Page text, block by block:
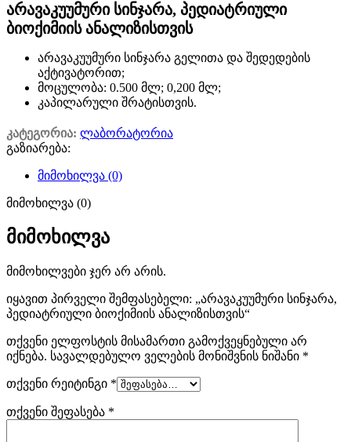
არავაკუუმური სინჯარა, პედიატრიული
ბიოქიმიის ანალიზისთვის
არავაკუუმური სინჯარა გელითა და შედედების
აქტივატორით;
მოცულობა: 0.500 მლ; 0,200 მლ;
კაპილარული შრატისთვის.
კატეგორია: ლაბორატორია
გაზიარება:
მიმოხილვა (0)
მიმოხილვა (0)
მიმოხილვა
მიმოხილვები ჯერ არ არის.
იყავით პირველი შემფასებელი: „არავაკუუმური სინჯარა,
პედიატრიული ბიოქიმიის ანალიზისთვის“
თქვენი ელფოსტის მისამართი გამოქვეყნებული არ
იქნება. სავალდებულო ველების მონიშვნის ნიშანი *
თქვენი რეიტინგი *
თქვენი შეფასება *